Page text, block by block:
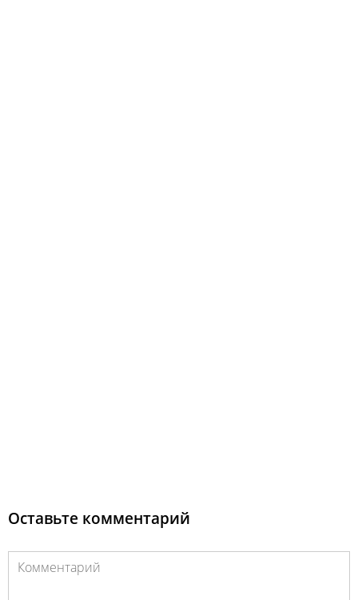
Оставьте комментарий